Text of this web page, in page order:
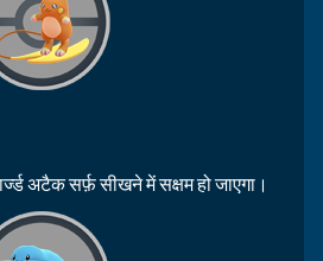
अटैक सर्फ़ सीखने में सक्षम हो जाएगा।